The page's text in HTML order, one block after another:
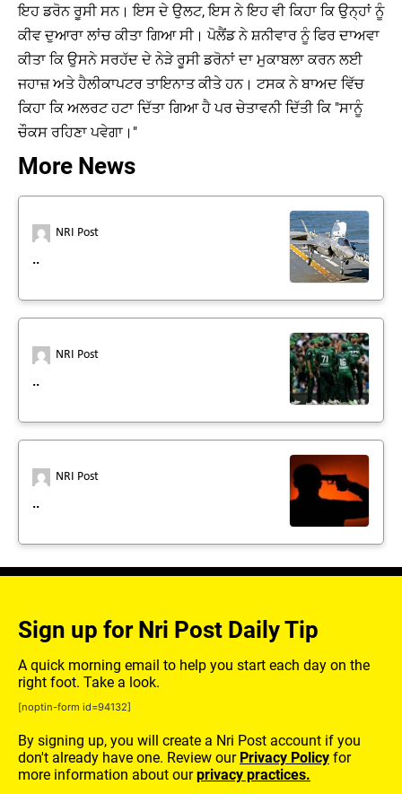
ਇਹ ਡਰੋਨ ਰੂਸੀ ਸਨ। ਇਸ ਦੇ ਉਲਟ, ਇਸ ਨੇ ਇਹ ਵੀ ਕਿਹਾ ਕਿ ਉਨ੍ਹਾਂ ਨੂੰ
ਕੀਵ ਦੁਆਰਾ ਲਾਂਚ ਕੀਤਾ ਗਿਆ ਸੀ। ਪੋਲੈਂਡ ਨੇ ਸ਼ਨੀਵਾਰ ਨੂੰ ਫਿਰ ਦਾਅਵਾ
ਕੀਤਾ ਕਿ ਉਸਨੇ ਸਰਹੱਦ ਦੇ ਨੇੜੇ ਰੂਸੀ ਡਰੋਨਾਂ ਦਾ ਮੁਕਾਬਲਾ ਕਰਨ ਲਈ
ਜਹਾਜ਼ ਅਤੇ ਹੈਲੀਕਾਪਟਰ ਤਾਇਨਾਤ ਕੀਤੇ ਹਨ। ਟਸਕ ਨੇ ਬਾਅਦ ਵਿੱਚ
ਕਿਹਾ ਕਿ ਅਲਰਟ ਹਟਾ ਦਿੱਤਾ ਗਿਆ ਹੈ ਪਰ ਚੇਤਾਵਨੀ ਦਿੱਤੀ ਕਿ "ਸਾਨੂੰ
ਚੌਕਸ ਰਹਿਣਾ ਪਵੇਗਾ।"
More News
NRI Post
..
NRI Post
..
NRI Post
..
Sign up for Nri Post Daily Tip
A quick morning email to help you start each day on the
right foot. Take a look.
[noptin-form id=94132]
By signing up, you will create a Nri Post account if you
don't already have one. Review our Privacy Policy for
more information about ourprivacy practices.